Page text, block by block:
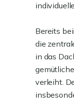
Bereits
die
in das
verleiht.